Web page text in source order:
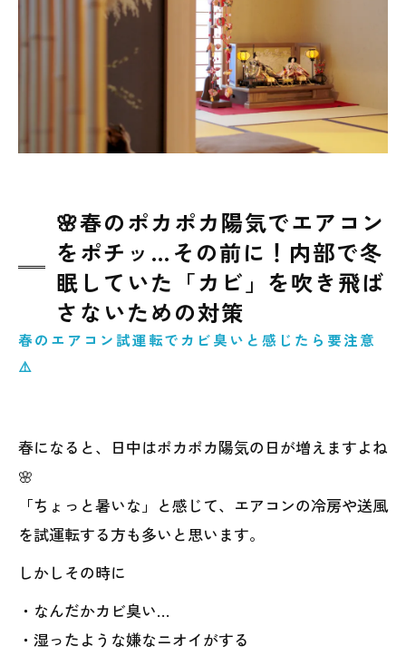
なぜエアコン内部にカビが発生するの？実は
カビが大好きな環境だった！
エアコンのカビを放置するとどうなる？見え
ないカビが健康に影響することも
カビ問題は「原因調査」がとても重要！再発
を防ぐために知っておきたいポイント
内環境を科学的に確認する方法
夏の前がベストタイミング！春にエアコンの
カビ対策をするメリット
東北のカビトラブルは専門家へ相談を｜早め
の相談が安心につながります
🌸春のポカポカ陽気でエアコン
をポチッ…その前に！内部で冬
眠していた「カビ」を吹き飛ば
さないための対策
春のエアコン試運転でカビ臭いと感じたら要注意
⚠️
春になると、日中はポカポカ陽気の日が増えますよね
🌸
「ちょっと暑いな」と感じて、エアコンの冷房や送風
を試運転する方も多いと思います。
しかしその時に
・なんだかカビ臭い…
・湿ったような嫌なニオイがする